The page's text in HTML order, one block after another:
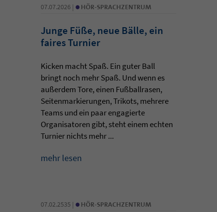
07.07.2026 | • HÖR-SPRACHZENTRUM
Junge Füße, neue Bälle, ein
faires Turnier
Kicken macht Spaß. Ein guter Ball
bringt noch mehr Spaß. Und wenn es
außerdem Tore, einen Fußballrasen,
Seitenmarkierungen, Trikots, mehrere
Teams und ein paar engagierte
Organisatoren gibt, steht einem echten
Turnier nichts mehr ...
mehr lesen
07.02.2535 | • HÖR-SPRACHZENTRUM